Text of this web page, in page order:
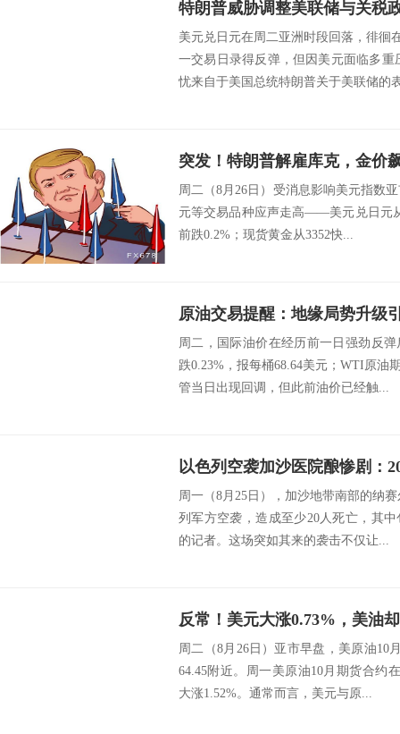
美元兑日元在周二亚洲时段回落，徘徊
一交易日录得反弹，但因美元面临多
忧来自于美国总统特朗普关于美联储的
突发！特朗普解雇库克，金价
周二（8月26日）受消息影响美元指数
元等交易品种应声走高——美元兑日元
前跌0.2%；现货黄金从3352快...
周二，国际油价在经历前一日强劲反
跌0.23%，报每桶68.64美元；WTI原油
管当日出现回调，但此前油价已经触...
周一（8月25日），加沙地带南部的纳赛
列军方空袭，造成至少20人死亡，其
的记者。这场突如其来的袭击不仅让...
反常！美元大涨0.73%，美油
周二（8月26日）亚市早盘，美原油10
64.45附近。周一美原油10月期货合约
大涨1.52%。通常而言，美元与原...